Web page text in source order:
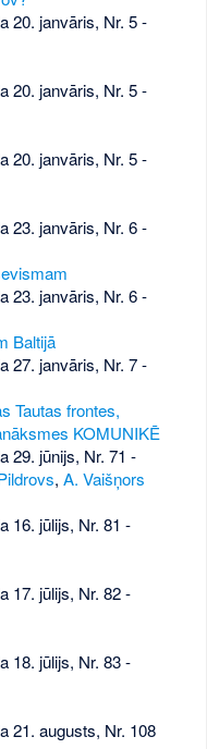
20. janvāris, Nr. 5-
20. janvāris, Nr. 5-
20. janvāris, Nr. 5-
23. janvāris, Nr. 6-
23. janvāris, Nr. 6-
Baltijā
27. janvāris, Nr. 7-
Tautas frontes,
KOMUNIKĒ
29. jūnijs, Nr. 71 -
, A. Vaišņors
16. jūlijs, Nr. 81 -
17. jūlijs, Nr. 82-
18. jūlijs, Nr. 83-
21. augusts, Nr. 108